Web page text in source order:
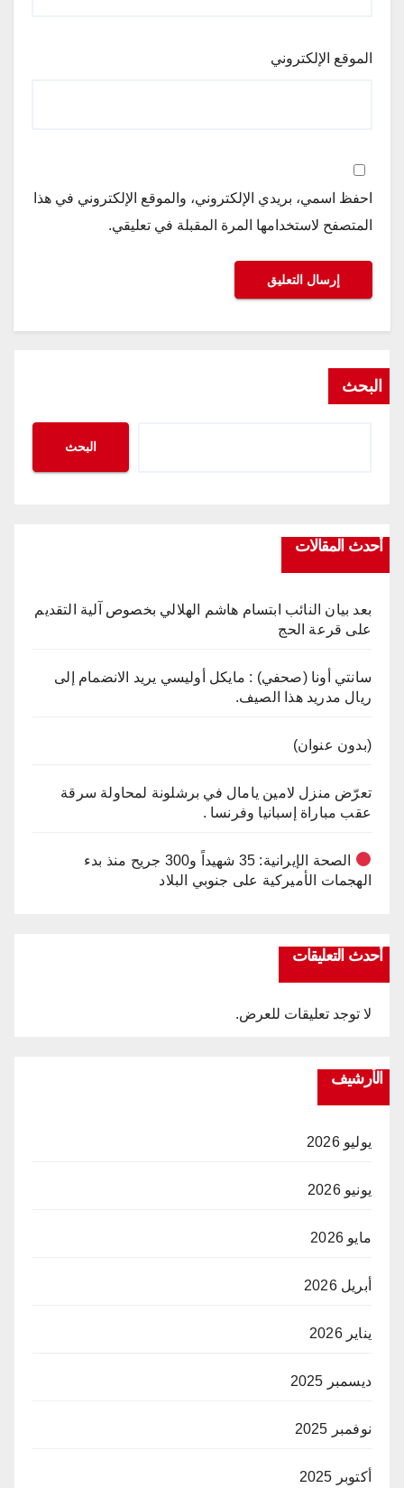
الموقع الإلكتروني
احفظ اسمي، بريدي الإلكتروني، والموقع الإلكتروني في هذا
المتصفح لاستخدامها المرة المقبلة في تعليقي.
البحث
البحث
أحدث المقالات
بعد بيان النائب ابتسام هاشم الهلالي بخصوص آلية التقديم
على قرعة الحج
سانتي أونا (صحفي) : مايكل أوليسي يريد الانضمام إلى
ريال مدريد هذا الصيف.
(بدون عنوان)
تعرّض منزل لامين يامال في برشلونة لمحاولة سرقة
عقب مباراة إسبانيا وفرنسا .
الصحة الإيرانية: 35 شهيداً و300 جريح منذ بدء
الهجمات الأميركية على جنوبي البلاد
أحدث التعليقات
لا توجد تعليقات للعرض.
الأرشيف
يوليو 2026
يونيو 2026
مايو 2026
أبريل 2026
يناير 2026
ديسمبر 2025
نوفمبر 2025
أكتوبر 2025